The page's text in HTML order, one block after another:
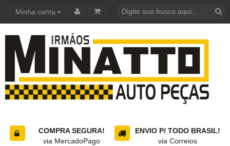
Minha conta
COMPRA SEGURA!
via MercadoPago
ENVIO P/ TODO BRASIL!
via Correios